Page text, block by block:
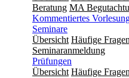
Beratung MA
Kommentiertes
Seminare
Übersicht Häufige
Seminaranmeldung
Prüfungen
Übersicht Häufige